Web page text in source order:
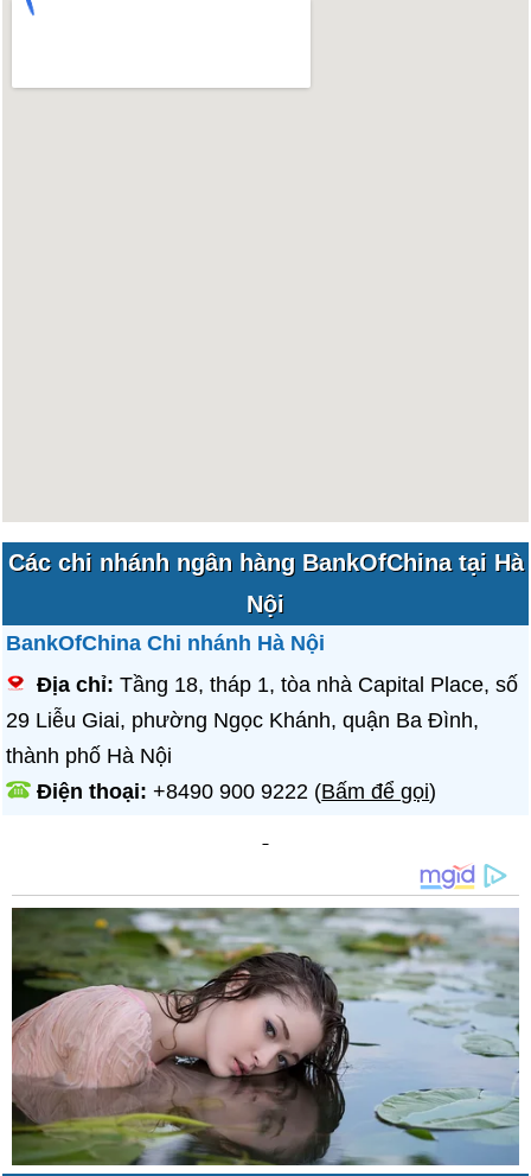
Các chi nhánh ngân hàng BankOfChina tại Hà
Nội
BankOfChina Chi nhánh Hà Nội
Địa chỉ:Tầng 18, tháp 1, tòa nhà Capital Place, số
29 Liễu Giai, phường Ngọc Khánh, quận Ba Đình,
thành phố Hà Nội
Điện thoại:+8490 900 9222 (Bấm để gọi)